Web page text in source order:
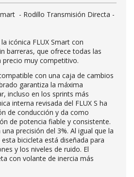
- Rodillo Transmisión Directa -
icónica FLUX Smart con
barreras, que ofrece todas las
precio muy competitivo.
con una caja de cambios
garantiza la máxima
incluso en los sprints más
interna revisada del FLUX S ha
de conducción y da como
de potencia fiable y consistente.
precisión del 3%. Al igual que la
bicicleta está diseñada para
y los niveles de ruido. El
con volante de inercia más